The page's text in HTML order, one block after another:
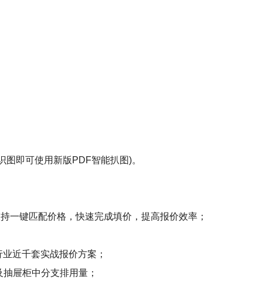
即可使用新版PDF智能扒图)。
一键匹配价格，快速完成填价，提高报价效率；
近千套实战报价方案；
屉柜中分支排用量；